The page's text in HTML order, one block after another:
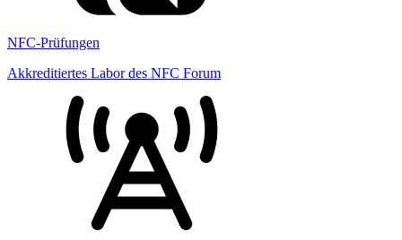
NFC-Prüfungen
Akkreditiertes Labor des NFC Forum